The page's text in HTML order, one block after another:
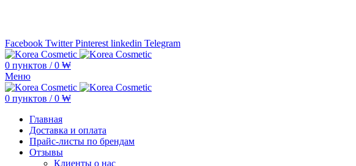
Facebook Twitter Pinterest linkedin Telegram
0 пунктов / 0 ₩
Меню
0 пунктов / 0 ₩
Главная
Доставка и оплата
Прайс-листы по брендам
Отзывы
Клиенты о нас